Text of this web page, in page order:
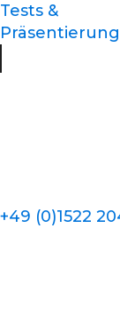
Tests &
+49 (0)1522